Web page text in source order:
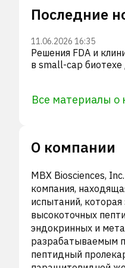
Последние
11.06.2026 16:35
Решения FDA и
в small-cap
Все материалы о
О компании
MBX Biosciences,
компания,
испытаний,
высокоточных
эндокринных и
разрабатываемым
пептидный